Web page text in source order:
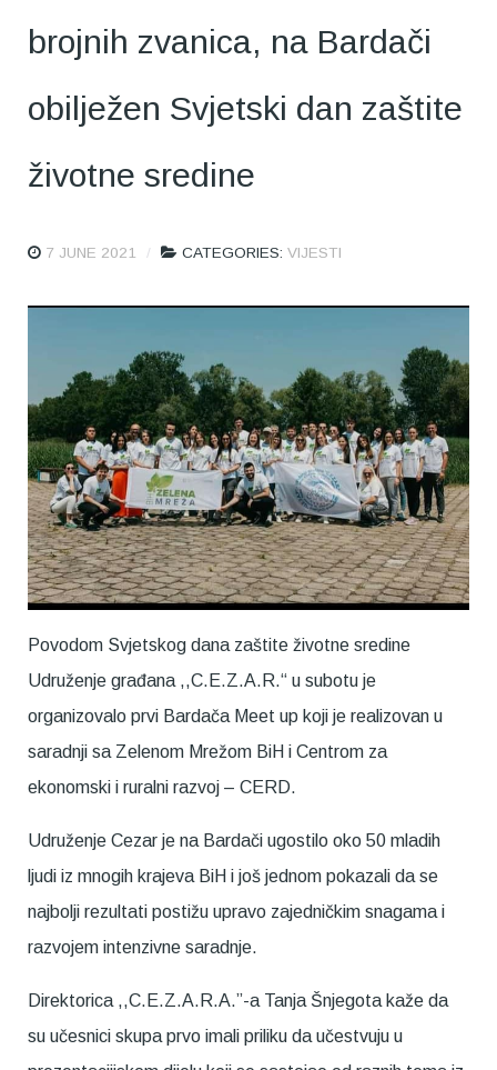
brojnih zvanica, na Bardači
obilježen Svjetski dan zaštite
životne sredine
7 JUNE 2021 CATEGORIES: VIJESTI
Povodom Svjetskog dana zaštite životne sredine
Udruženje građana ,,C.E.Z.A.R.“ u subotu je
organizovalo prvi Bardača Meet up koji je realizovan u
saradnji sa Zelenom Mrežom BiH i Centrom za
ekonomski i ruralni razvoj – CERD.
Udruženje Cezar je na Bardači ugostilo oko 50 mladih
ljudi iz mnogih krajeva BiH i još jednom pokazali da se
najbolji rezultati postižu upravo zajedničkim snagama i
razvojem intenzivne saradnje.
Direktorica ,,C.E.Z.A.R.A.”-a Tanja Šnjegota kaže da
su učesnici skupa prvo imali priliku da učestvuju u